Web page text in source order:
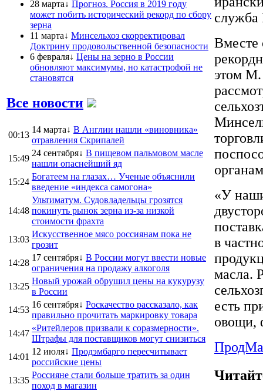
28 марта↓ Прогноз. Россия в 2019 году
может побить исторический рекорд по сбору
зерна
11 марта↓ Минсельхоз скорректировал
Доктрину продовольственной безопасности
6 февраля↓ Цены на зерно в России
обновляют максимумы, но катастрофой не
становятся
Все новости
00:13
14 марта↓ В Англии нашли «виновника»
отравления Скрипалей
15:49
24 сентября↓ В пищевом пальмовом масле
нашли опаснейший яд
15:24
Богатеем на глазах… Ученые объяснили
введение «индекса самогона»
14:48
Ультиматум. Судовладельцы грозятся
покинуть рынок зерна из-за низкой
стоимости фрахта
13:03
Искусственное мясо россиянам пока не
грозит
14:28
17 сентября↓ В России могут ввести новые
ограничения на продажу алкоголя
13:25
Новый урожай обрушил цены на кукурузу
в России
14:53
16 сентября↓ Роскачество рассказало, как
правильно прочитать маркировку товара
14:47
«Ритейлеров призвали к соразмерности».
Штрафы для поставщиков могут снизиться
14:01
12 июля↓ Продэмбарго пересчитывает
российские цены
13:35
Россияне стали больше тратить за один
поход в магазин
служба
Вместе
этом М.
«У
в
масла.
есть
овощи,